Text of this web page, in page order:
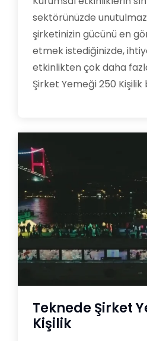
sektörünüzde
şirketinizin gücünü en
etmek istediğinizde,
etkinlikten çok daha
Şirket Yemeği 250
Teknede Şirket
Kişilik